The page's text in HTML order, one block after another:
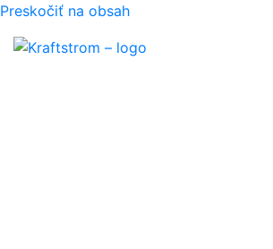
Preskočiť na obsah